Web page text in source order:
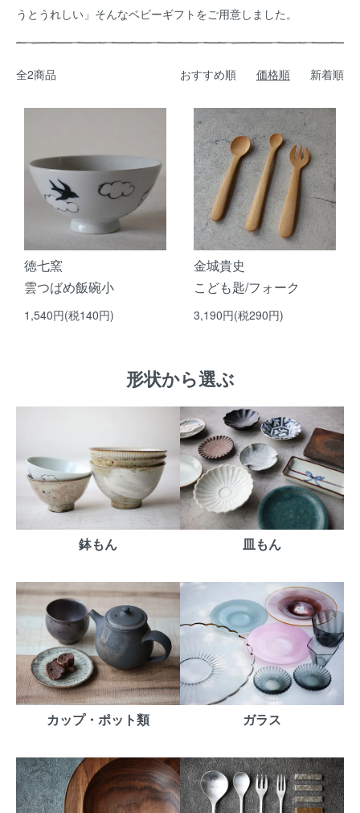
うとうれしい」そんなベビーギフトをご用意しました。
全2商品 おすすめ順 価格順 新着順
徳七窯
雲つばめ飯碗小
1,540円(税140円)
金城貴史
こども匙/フォーク
3,190円(税290円)
形状から選ぶ
鉢もん 皿もん
カップ・ポット類 ガラス